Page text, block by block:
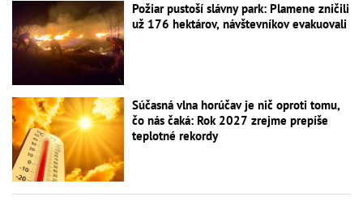
Požiar pustoší slávny park: Plamene zničili
už 176 hektárov, návštevníkov evakuovali
Súčasná vlna horúčav je nič oproti tomu,
čo nás čaká: Rok 2027 zrejme prepíše
teplotné rekordy